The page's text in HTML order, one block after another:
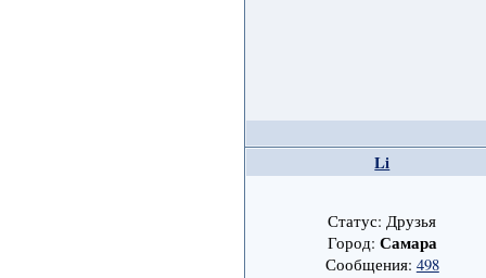
Li
Статус: Друзья
Город: Самара
Сообщения: 498